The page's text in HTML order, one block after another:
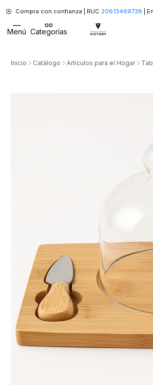
Menú Categorías
Compra con confianza | RUC 20613469738 |
Inicio Catálogo Artículos para el Hogar